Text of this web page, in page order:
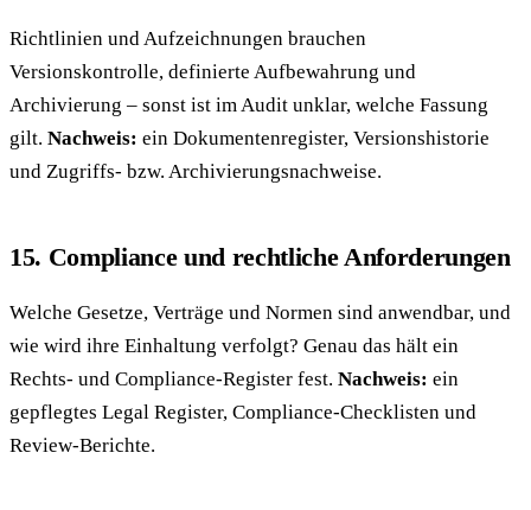
Richtlinien und Aufzeichnungen brauchen
Versionskontrolle, definierte Aufbewahrung und
Archivierung – sonst ist im Audit unklar, welche Fassung
gilt. Nachweis: ein Dokumentenregister, Versionshistorie
und Zugriffs- bzw. Archivierungsnachweise.
15. Compliance und rechtliche Anforderungen
Welche Gesetze, Verträge und Normen sind anwendbar, und
wie wird ihre Einhaltung verfolgt? Genau das hält ein
Rechts- und Compliance-Register fest. Nachweis: ein
gepflegtes Legal Register, Compliance-Checklisten und
Review-Berichte.